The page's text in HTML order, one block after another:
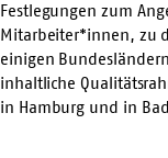
Festlegungen zum
Mitarbeiter*innen, zu
einigen
inhaltliche
in Hamburg und in